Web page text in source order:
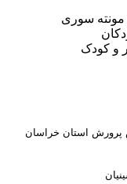
سوری
و کودک
پرورش استان خراسان